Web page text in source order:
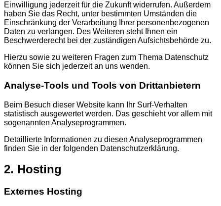
Einwilligung jederzeit für die Zukunft widerrufen. Außerdem
haben Sie das Recht, unter bestimmten Umständen die
Einschränkung der Verarbeitung Ihrer personenbezogenen
Daten zu verlangen. Des Weiteren steht Ihnen ein
Beschwerderecht bei der zuständigen Aufsichtsbehörde zu.
Hierzu sowie zu weiteren Fragen zum Thema Datenschutz
können Sie sich jederzeit an uns wenden.
Analyse-Tools und Tools von Dritt­anbietern
Beim Besuch dieser Website kann Ihr Surf-Verhalten
statistisch ausgewertet werden. Das geschieht vor allem mit
sogenannten Analyseprogrammen.
Detaillierte Informationen zu diesen Analyseprogrammen
finden Sie in der folgenden Datenschutzerklärung.
2. Hosting
Externes Hosting